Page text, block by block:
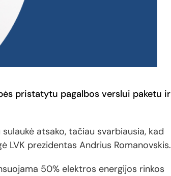
pristatytu pagalbos verslui paketu ir
atsako, tačiau svarbiausia, kad
LVK prezidentas Andrius Romanovskis.
50% elektros energijos rinkos